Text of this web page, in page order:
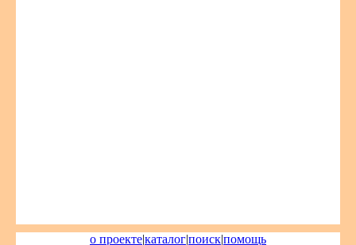
о проекте|каталог|поиск|помощь